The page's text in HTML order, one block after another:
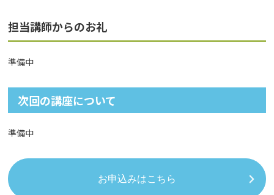
担当講師からのお礼
準備中
次回の講座について
準備中
お申込みはこちら